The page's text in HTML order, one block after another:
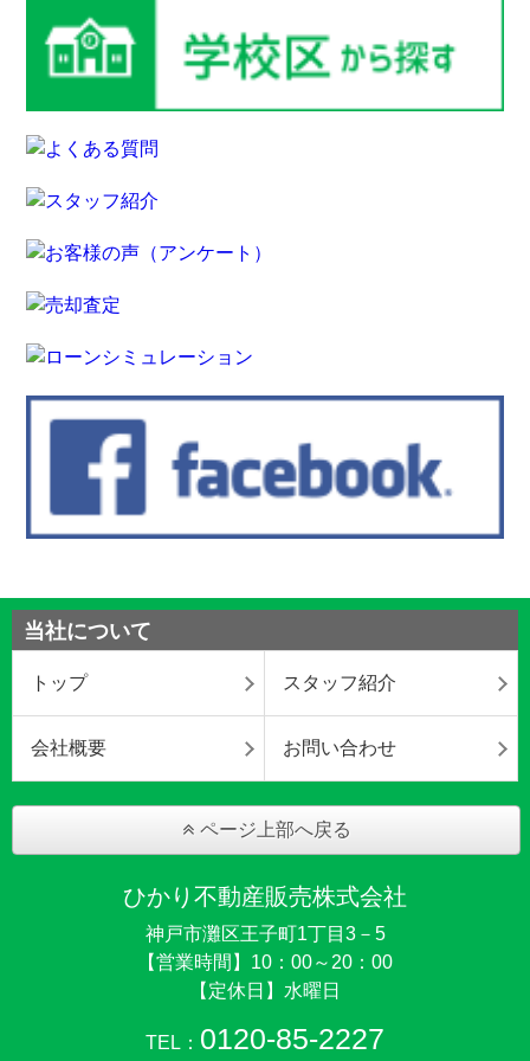
当社について
トップ スタッフ紹介
会社概要 お問い合わせ
ページ上部へ戻る
ひかり不動産販売株式会社
神戸市灘区王子町1丁目3－5
【営業時間】10：00～20：00
【定休日】水曜日
TEL： 0120-85-2227